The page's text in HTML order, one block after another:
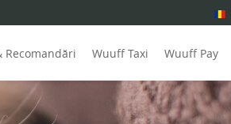
Recomandări Wuuff Taxi Wuuff Pay